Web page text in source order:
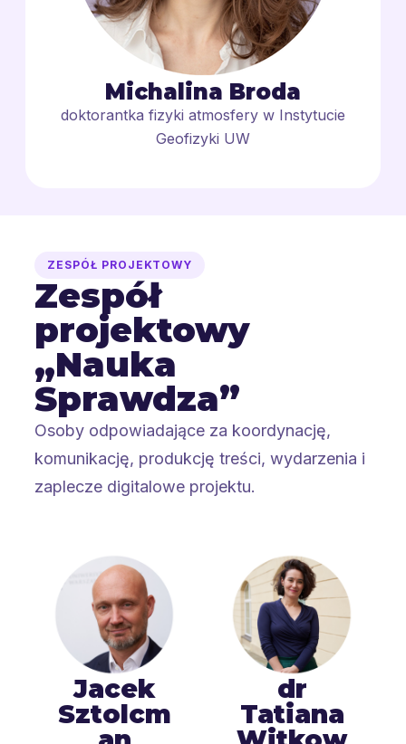
Michalina Broda
doktorantka fizyki atmosfery w Instytucie
Geofizyki UW
ZESPÓŁ PROJEKTOWY
Zespół
projektowy
„Nauka
Sprawdza”
Osoby odpowiadające za koordynację,
komunikację, produkcję treści, wydarzenia i
zaplecze digitalowe projektu.
Jacek
Sztolcm
dr
Tatiana